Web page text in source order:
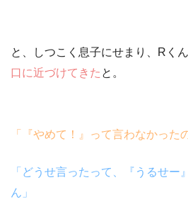
と、しつこく息子にせまり、Rく
口に近づけてきた と。
「『やめて！』って言わなかった
「どうせ言ったって、『うるせー
ん」